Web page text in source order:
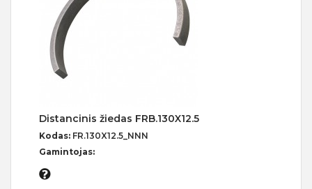
Distancinis žiedas FRB.130X12.5
Kodas: FR.130X12.5_NNN
Gamintojas: